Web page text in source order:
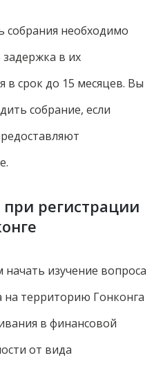
собрания необходимо
в их
в срок до 15 месяцев. Вы
собрание, если
при регистрации
изучение вопроса
территорию Гонконга
в финансовой
от вида